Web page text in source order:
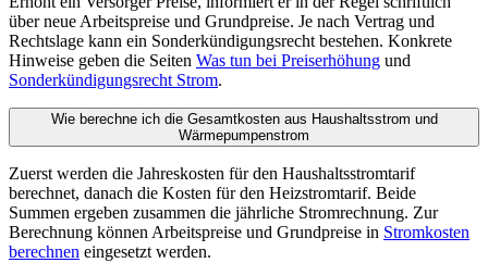
über neue Arbeitspreise und Grundpreise. Je nach Vertrag und
Rechtslage kann ein Sonderkündigungsrecht bestehen. Konkrete
Hinweise geben die Seiten Was tun bei Preiserhöhung und
Sonderkündigungsrecht Strom.
Wie berechne ich die Gesamtkosten aus Haushaltsstrom und
Wärmepumpenstrom
Zuerst werden die Jahreskosten für den Haushaltsstromtarif
berechnet, danach die Kosten für den Heizstromtarif. Beide
Summen ergeben zusammen die jährliche Stromrechnung. Zur
Berechnung können Arbeitspreise und Grundpreise in Stromkosten
berechnen eingesetzt werden.